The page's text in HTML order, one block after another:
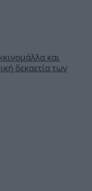
και
δεκαετία των